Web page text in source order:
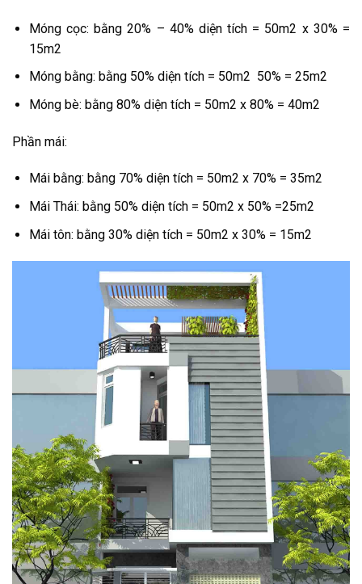
Móng cọc: bằng 20% – 40% diện tích = 50m2 x 30% =
15m2
Móng bằng: bằng 50% diện tích = 50m2 50% = 25m2
Móng bè: bằng 80% diện tích = 50m2 x 80% = 40m2
Phần mái:
Mái bằng: bằng 70% diện tích = 50m2 x 70% = 35m2
Mái Thái: bằng 50% diện tích = 50m2 x 50% =25m2
Mái tôn: bằng 30% diện tích = 50m2 x 30% = 15m2